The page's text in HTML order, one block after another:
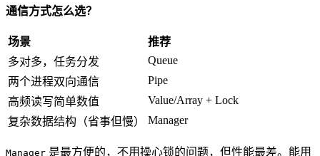
通信方式怎么选？
场景
推荐
多对多，任务分发
Queue
两个进程双向通信
Pipe
高频读写简单数值
Value/Array + Lock
复杂数据结构（省事但慢）
Manager
Manager 是最方便的，不用操心锁的问题，但性能最差。能用